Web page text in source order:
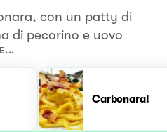
con un patty di
di pecorino e uovo
Carbonara!